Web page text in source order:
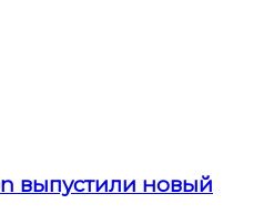
выпустили новый